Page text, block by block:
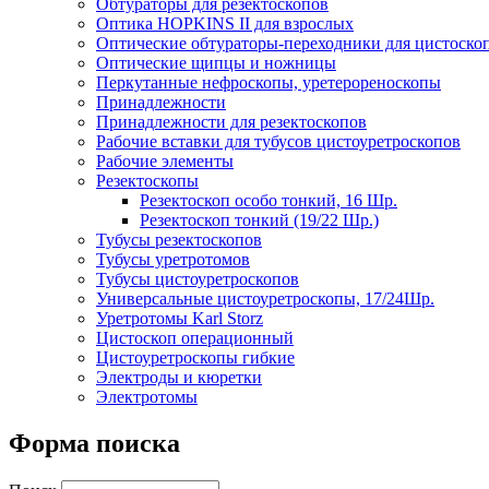
Оптика HOPKINS II для взрослых
Оптические обтураторы-переходники для
Оптические щипцы и ножницы
Перкутанные нефроскопы, уретерореноскопы
Принадлежности
Принадлежности для резектоскопов
Рабочие вставки для тубусов цистоуретроскопов
Рабочие элементы
Резектоскопы
Резектоскоп особо тонкий, 16 Шр.
Резектоскоп тонкий (19/22 Шр.)
Тубусы резектоскопов
Тубусы уретротомов
Тубусы цистоуретроскопов
Универсальные цистоуретроскопы, 17/24Шр.
Уретротомы Karl Storz
Цистоскоп операционный
Цистоуретроскопы гибкие
Электроды и кюретки
Электротомы
Форма поиска